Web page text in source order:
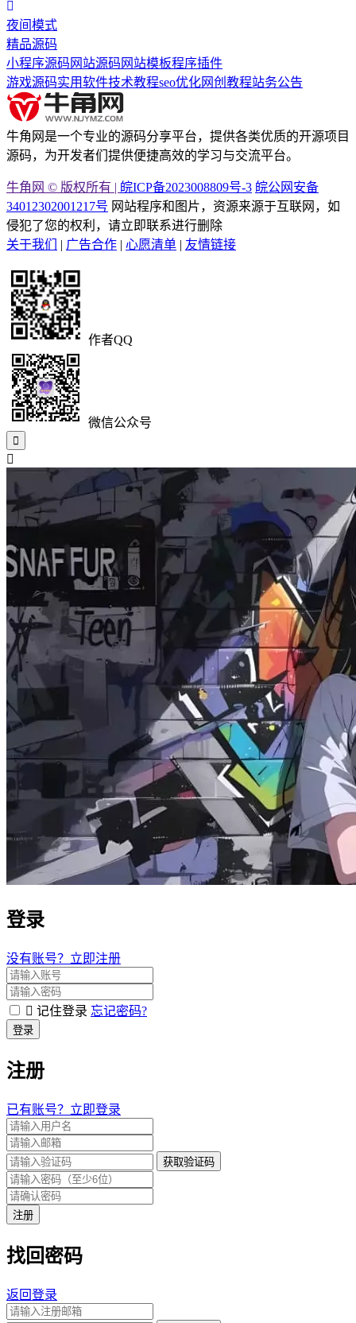
夜间模式
精品源码
小程序源码 网站源码 网站模板程序插件
游戏源码实用软件技术教程seo优化网创教程站务公告
牛角网是一个专业的源码分享平台，提供各类优质的开源项目
源码，为开发者们提供便捷高效的学习与交流平台。
牛角网 © 版权所有 | 皖ICP备2023008809号-3 皖公网安备
34012302001217号 网站程序和图片，资源来源于互联网，如
侵犯了您的权利，请立即联系进行删除
关于我们
| 广告合作 | 心愿清单 | 友情链接
作者QQ
微信公众号
登录
没有账号？立即注册
记住登录 忘记密码?
登录
注册
已有账号？立即登录
获取验证码
注册
找回密码
返回登录